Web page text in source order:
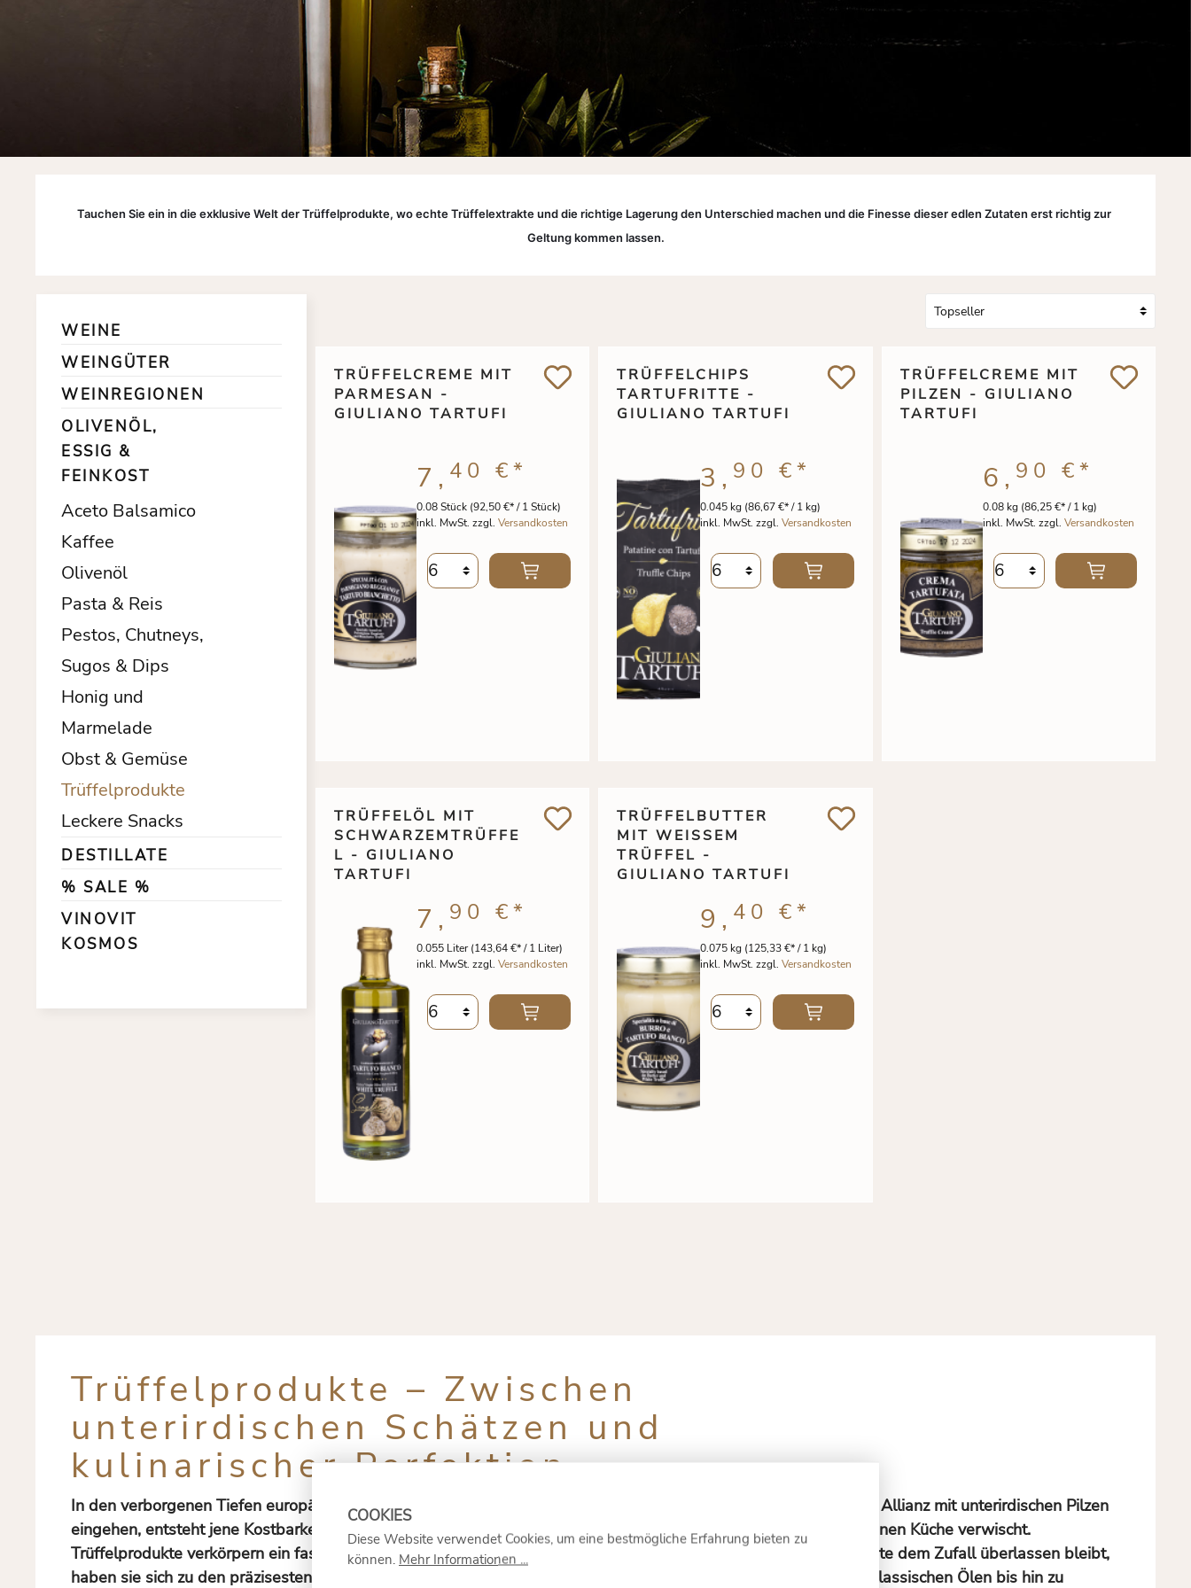
Tauchen Sie ein in die exklusive Welt der Trüffelprodukte, wo echte Trüffelextrakte und die richtige Lagerung den Unterschied machen und die Finesse dieser edlen Zutaten erst richtig zur
Geltung kommen lassen.
WEINE
WEINGÜTER
WEINREGIONEN
OLIVENÖL,
ESSIG &
FEINKOST
Aceto Balsamico
Kaffee
Olivenöl
Pasta & Reis
Pestos, Chutneys,
Sugos & Dips
Honig und
Marmelade
Obst & Gemüse
Trüffelprodukte
Leckere Snacks
DESTILLATE
% SALE %
VINOVIT
KOSMOS
TRÜFFELCREME MIT
PARMESAN -
GIULIANO TARTUFI
0.08 Stück (92,50 €* / 1 Stück)
inkl. MwSt. zzgl.Versandkosten
7, 40 €*
TRÜFFELCHIPS
TARTUFRITTE -
GIULIANO TARTUFI
0.045 kg (86,67 €* / 1 kg)
inkl. MwSt. zzgl. Versandkosten
3, 90 €*
TRÜFFELCREME MIT
PILZEN - GIULIANO
TARTUFI
0.08 kg (86,25 €* / 1 kg)
inkl. MwSt. zzgl. Versandkosten
6, 90 €*
TRÜFFELÖL MIT
SCHWARZEMTRÜFFE
L - GIULIANO
TARTUFI
0.055 Liter(143,64 €* / 1 Liter)
inkl. MwSt. zzgl.Versandkosten
7, 90 €*
TRÜFFELBUTTER
MIT WEISSEM T
RÜFFEL - G
IULIANO TARTUFI
0.075 kg (125,33 €* / 1 kg)
inkl. MwSt. zzgl. Versandkosten
9, 40 €*
Trüffelprodukte – Zwischen
unterirdischen Schätzen und
kulinarischer Perfektion
In den verborgenen Tiefen europäischer Eichenwälder, wo jahrhundertealte Wurzelsysteme eine geheimnisvolle Allianz mit unterirdischen Pilzen
eingehen, entsteht jene Kostbarkeit, die seit jeher die Grenzen zwischen Luxus und Notwendigkeit in der gehobenen Küche verwischt.
Trüffelprodukte verkörpern ein faszinierendes Paradox – während ihre Ursprünge im Dunkeln liegen und ihre Ernte dem Zufall überlassen bleibt,
haben sie sich zu den präzisesten und vielfältigsten Delikatessen der modernen Gourmetküche entwickelt. Von klassischen Ölen bis hin zu
Diese Website verwendet Cookies, um eine bestmögliche Erfahrung bieten zu
können. Mehr Informationen ...